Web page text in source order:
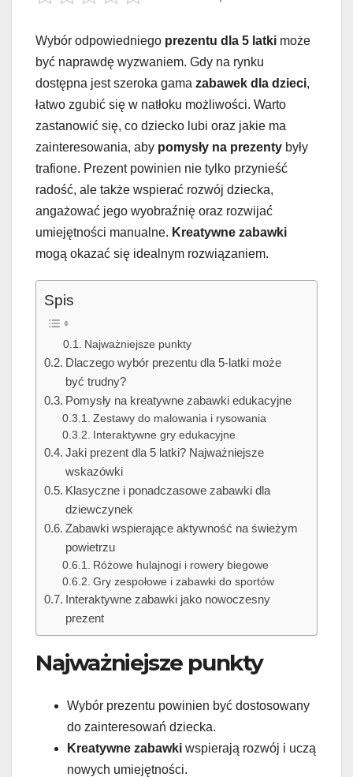
Wybór odpowiedniego prezentu dla 5 latki może
być naprawdę wyzwaniem. Gdy na rynku
dostępna jest szeroka gama zabawek dla dzieci,
łatwo zgubić się w natłoku możliwości. Warto
zastanowić się, co dziecko lubi oraz jakie ma
zainteresowania, aby pomysły na prezenty były
trafione. Prezent powinien nie tylko przynieść
radość, ale także wspierać rozwój dziecka,
angażować jego wyobraźnię oraz rozwijać
umiejętności manualne. Kreatywne zabawki
mogą okazać się idealnym rozwiązaniem.
Spis
Najważniejsze punkty
Dlaczego wybór prezentu dla 5-latki może
być trudny?
Pomysły na kreatywne zabawki edukacyjne
Zestawy do malowania i rysowania
Interaktywne gry edukacyjne
Jaki prezent dla 5 latki? Najważniejsze
wskazówki
Klasyczne i ponadczasowe zabawki dla
dziewczynek
Zabawki wspierające aktywność na świeżym
powietrzu
Różowe hulajnogi i rowery biegowe
Gry zespołowe i zabawki do sportów
Interaktywne zabawki jako nowoczesny
prezent
Najważniejsze punkty
Wybór prezentu powinien być dostosowany
do zainteresowań dziecka.
Kreatywne zabawki wspierają rozwój i uczą
nowych umiejętności.